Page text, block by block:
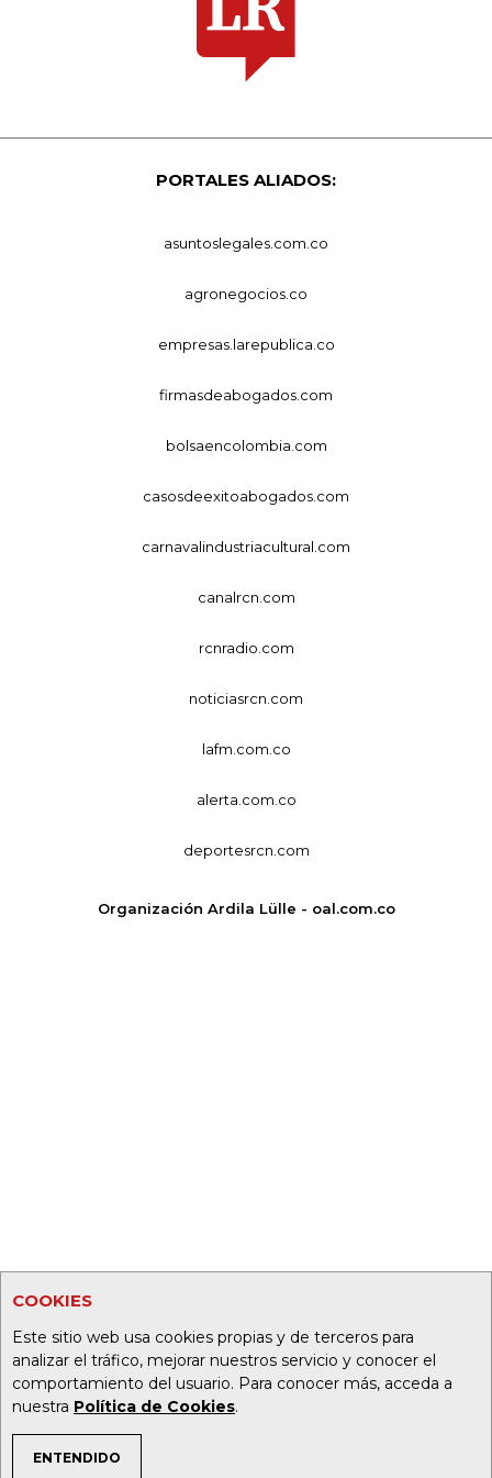
COOKIES
Este sitio web usa cookies propias y de terceros para
analizar el tráfico, mejorar nuestros servicio y conocer el
comportamiento del usuario. Para conocer más, acceda a
nuestra Política de Cookies.
ENTENDIDO
PORTALES ALIADOS:
asuntoslegales.com.co
agronegocios.co
empresas.larepublica.co
firmasdeabogados.com
bolsaencolombia.com
casosdeexitoabogados.com
carnavalindustriacultural.com
canalrcn.com
rcnradio.com
noticiasrcn.com
lafm.com.co
alerta.com.co
deportesrcn.com
Organización Ardila Lülle - oal.com.co